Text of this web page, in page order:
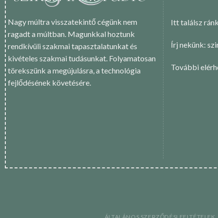
Nagy múltra visszatekintő cégünk nem
ragadt a múltban. Magunkkal hoztunk
rendkívüli szakmai tapasztalatunkat és
kivételes szakmai tudásunkat. Folyamatosan
törekszünk a megújulásra, a technológia
fejlődésének követésére.
Itt találsz
Írj nekünk:
További